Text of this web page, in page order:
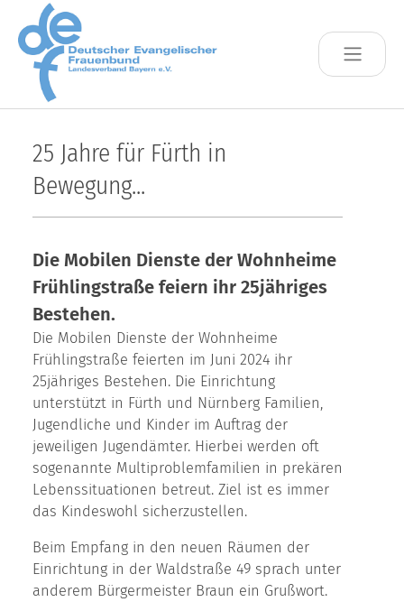
Skip to main content
25 Jahre für Fürth in
Bewegung...
Die Mobilen Dienste der Wohnheime
Frühlingstraße feiern ihr 25jähriges
Bestehen.
Die Mobilen Dienste der Wohnheime
Frühlingstraße feierten im Juni 2024 ihr
25jähriges Bestehen. Die Einrichtung
unterstützt in Fürth und Nürnberg Familien,
Jugendliche und Kinder im Auftrag der
jeweiligen Jugendämter. Hierbei werden oft
sogenannte Multiproblemfamilien in prekären
Lebenssituationen betreut. Ziel ist es immer
das Kindeswohl sicherzustellen.
Beim Empfang in den neuen Räumen der
Einrichtung in der Waldstraße 49 sprach unter
anderem Bürgermeister Braun ein Grußwort.